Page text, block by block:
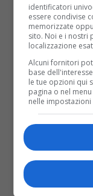
In volo sopra i
video dal
vegetazione,
identificatori
essere condivise
memorizzate
sito. Noi e i nostri
localizzazione
Alcuni fornitori
base
le tue opzioni qui
pagina o nel
nelle